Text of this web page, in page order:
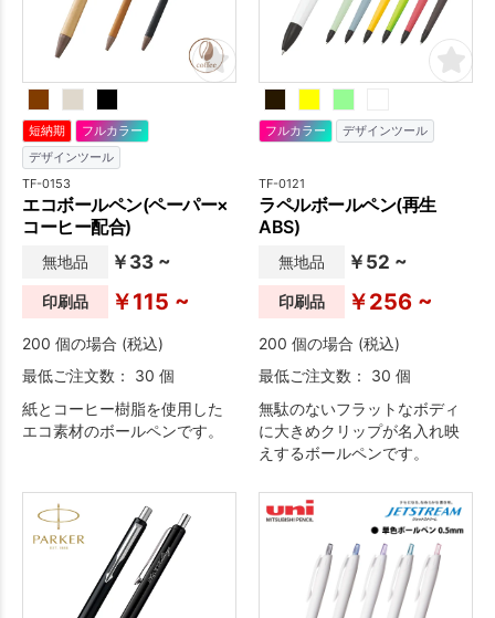
短納期
フルカラー
デザインツール
TF-0153
エコボールペン(ペーパー×
コーヒー配合)
無地品 ￥33 ~
印刷品 ￥115 ~
200 個の場合 (税込)
最低ご注文数： 30 個
紙とコーヒー樹脂を使用した
エコ素材のボールペンです。
フルカラー デザインツール
TF-0121
ラペルボールペン(再生
ABS)
無地品 ￥52 ~
印刷品 ￥256 ~
200 個の場合 (税込)
最低ご注文数： 30 個
無駄のないフラットなボディ
に大きめクリップが名入れ映
えするボールペンです。